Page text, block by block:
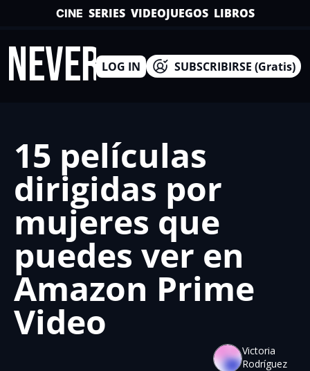
CINE SERIES VIDEOJUEGOS LIBROS
LOG IN SUBSCRIBIRSE (Gratis)
15 películas
dirigidas por
mujeres que
puedes ver en
Amazon Prime
Video
Victoria
Rodríguez